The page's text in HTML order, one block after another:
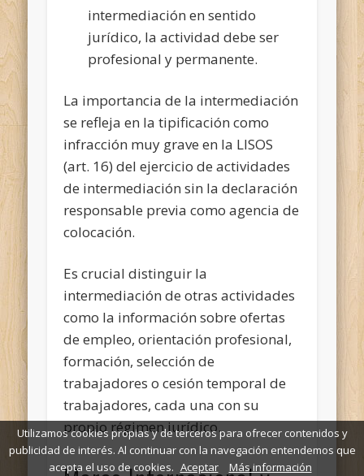
intermediación en sentido
jurídico, la actividad debe ser
profesional y permanente.
La importancia de la intermediación
se refleja en la tipificación como
infracción muy grave en la LISOS
(art. 16) del ejercicio de actividades
de intermediación sin la declaración
responsable previa como agencia de
colocación.
Es crucial distinguir la
intermediación de otras actividades
como la información sobre ofertas
de empleo, orientación profesional,
formación, selección de
trabajadores o cesión temporal de
trabajadores, cada una con su
propio régimen jurídico.
Utilizamos cookies propias y de terceros para ofrecer contenidos y
publicidad de interés. Al continuar con la navegación entendemos que
acepta el uso de cookies. Aceptar Más información